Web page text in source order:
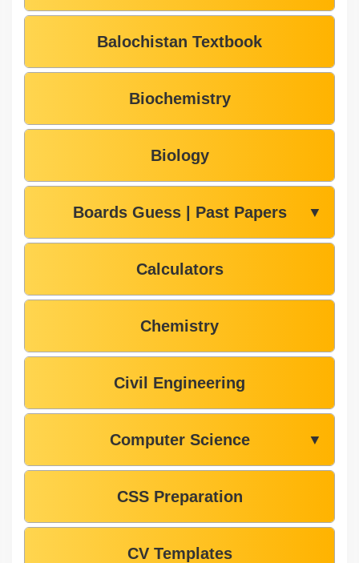
Balochistan Textbook
Biochemistry
Biology
Boards Guess | Past Papers ▼
Calculators
Chemistry
Civil Engineering
Computer Science ▼
CSS Preparation
CV Templates